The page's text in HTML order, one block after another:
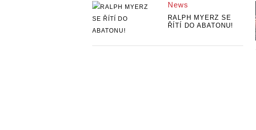
News
RALPH MYERZ SE
ŘÍTÍ DO ABATONU!